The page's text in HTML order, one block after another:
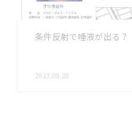
条件反射で唾液が出る？
2023.09.28